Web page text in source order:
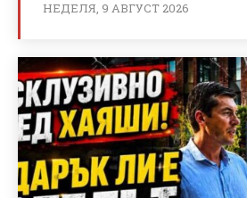
НЕДЕЛЯ, 9 АВГУСТ 2026